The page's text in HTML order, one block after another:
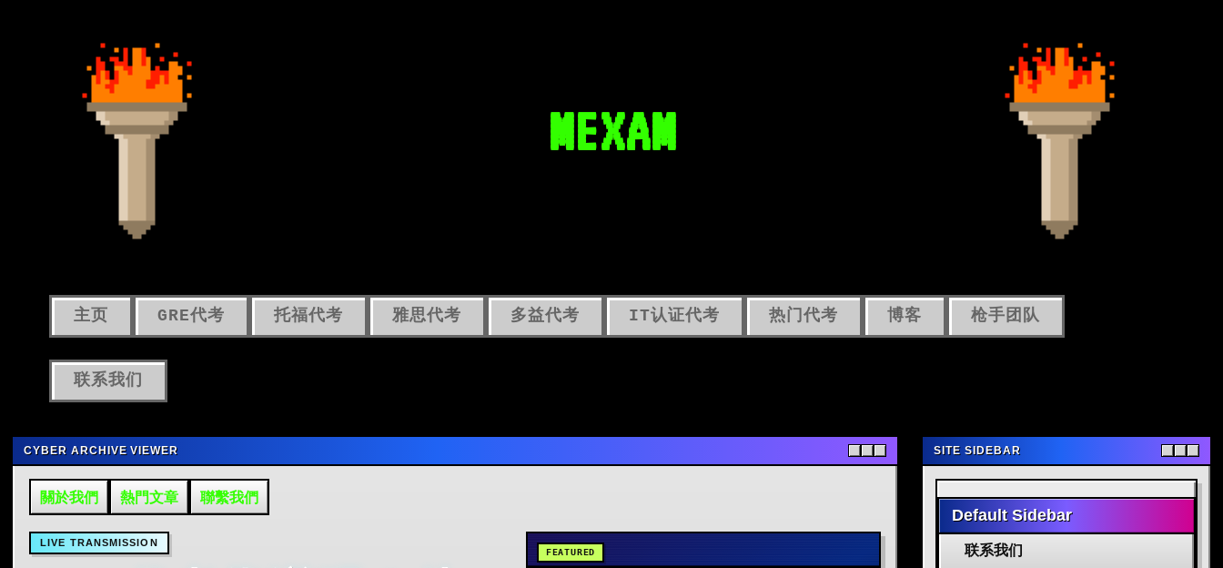
MEXAM
主页 GRE代考 托福代考 雅思代考 多益代考 IT认证代考 热门代考 博客 枪手团队
联系我们
CYBER ARCHIVE VIEWER
關於我們 熱門文章 聯繫我們
LIVE TRANSMISSION
SITE SIDEBAR
Default Sidebar
联系我们